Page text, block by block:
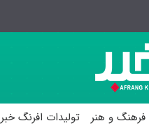
استقلال
فرهنگ و هنر تولیدات افرنگ خبر